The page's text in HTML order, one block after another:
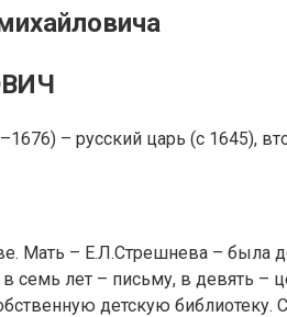
– русский царь (с 1645),
Мать – Е.Л.Стрешнева – была
в семь лет – письму, в девять
детскую библиотеку.